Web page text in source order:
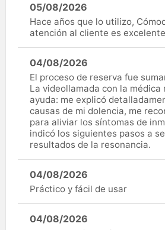
05/08/2026
Hace años que lo utilizo,
atención al cliente es
04/08/2026
El proceso de reserva fue
La videollamada con la médica
ayuda: me explicó
causas de mi dolencia, me
para aliviar los síntomas de
indicó los siguientes pasos a
resultados de la resonancia.
04/08/2026
Práctico y fácil de usar
04/08/2026